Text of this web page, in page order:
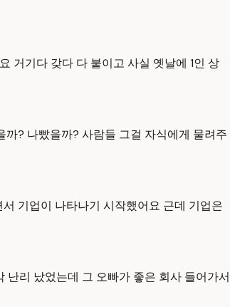
거기다 갖다 다 붙이고 사실 옛날에 1인 상
까? 나빴을까? 사람들 그걸 자식에게 물려주
기업이 나타나기 시작했어요 근데 기업은
리 났었는데 그 오빠가 좋은 회사 들어가서